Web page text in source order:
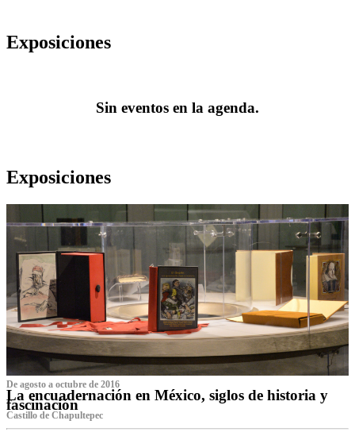
Exposiciones
Sin eventos en la agenda.
Exposiciones
De agosto a octubre de 2016
La encuadernación en México, siglos de historia y
fascinación
Castillo de Chapultepec